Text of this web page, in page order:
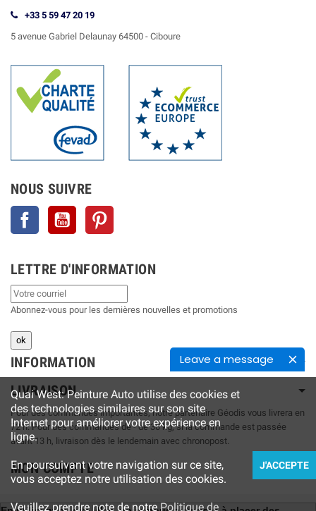
Leave a message
+33 5 59 47 20 19
5 avenue Gabriel Delaunay 64500 - Ciboure
NOUS SUIVRE
Facebook YouTube
LETTRE D'INFORMATION
Abonnez-vous pour les dernières nouvelles et promotions
INFORMATION
LIVRAISON
Pour des commandes importantes, notre partenaire Géodis vous livrera en
72 h. Pour des commandes de - de 30 kg, si la commande est passée
avant 13 h, livraison dès le lendemain avec chronopost.
MON COMPTE
Quai West: Peinture Auto utilise des cookies et
des technologies similaires sur son site
Internet pour améliorer votre expérience en
ligne.
En poursuivant votre navigation sur ce site,
vous acceptez notre utilisation des cookies.
Veuillez prendre note de notrePolitique de
J'ACCEPTE